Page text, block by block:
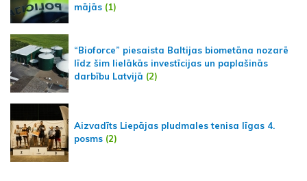
mājās (1)
“Bioforce” piesaista Baltijas biometāna nozarē
līdz šim lielākās investīcijas un paplašinās
darbību Latvijā (2)
Aizvadīts Liepājas pludmales tenisa līgas 4.
posms (2)